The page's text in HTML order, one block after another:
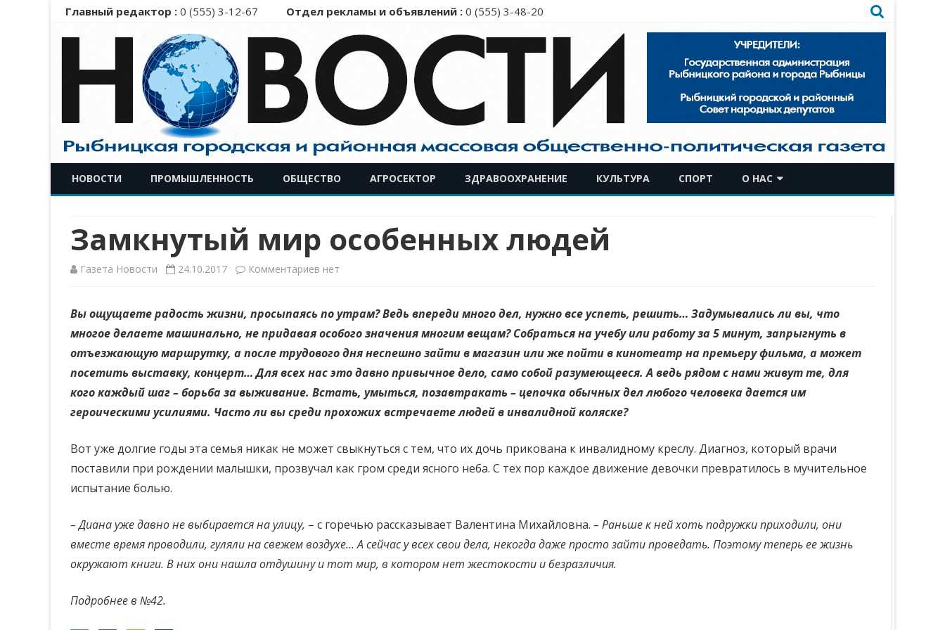
Главный редактор : 0 (555) 3-12-67 Отдел рекламы и объявлений : 0 (555) 3-48-20
к
содержимому
НОВОСТИ ПРОМЫШЛЕННОСТЬ ОБЩЕСТВО АГРОСЕКТОР ЗДРАВООХРАНЕНИЕ КУЛЬТУРА СПОРТ О НАС
Замкнутый мир особенных людей
Газета Новости 24.10.2017 Комментариев к
Замкнутый
мир
особенных
людей
нет
Вы ощущаете радость жизни, просыпаясь по утрам? Ведь впереди много дел, нужно все успеть, решить… Задумывались ли вы, что
многое делаете машинально, не придавая особого значения многим вещам? Собраться на учебу или работу за 5 минут, запрыгнуть в
отъезжающую маршрутку, а после трудового дня неспешно зайти в магазин или же пойти в кинотеатр на премьеру фильма, а может
посетить выставку, концерт… Для всех нас это давно привычное дело, само собой разумеющееся. А ведь рядом с нами живут те, для
кого каждый шаг – борьба за выживание. Встать, умыться, позавтракать – цепочка обычных дел любого человека дается им
героическими усилиями. Часто ли вы среди прохожих встречаете людей в инвалидной коляске?
Вот уже долгие годы эта семья никак не может свыкнуться с тем, что их дочь прикована к инвалидному креслу. Диагноз, который врачи
поставили при рождении малышки, прозвучал как гром среди ясного неба. С тех пор каждое движение девочки превратилось в мучительное
испытание болью.
– Диана уже давно не выбирается на улицу, – с горечью рассказывает Валентина Михайловна. – Раньше к ней хоть подружки приходили, они
вместе время проводили, гуляли на свежем воздухе… А сейчас у всех свои дела, некогда даже просто зайти проведать. Поэтому теперь ее жизнь
окружают книги. В них они нашла отдушину и тот мир, в котором нет жестокости и безразличия.
Подробнее в №42.